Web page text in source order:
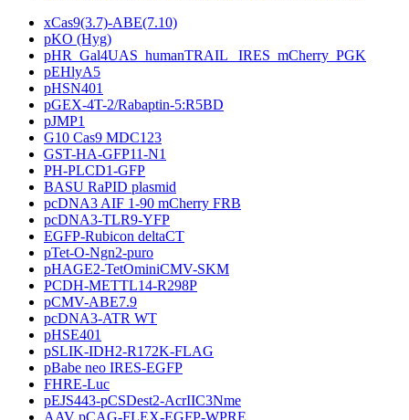
xCas9(3.7)-ABE(7.10)
pKO (Hyg)
pHR_Gal4UAS_humanTRAIL _IRES_mCherry_PGK
pEHlyA5
pHSN401
pGEX-4T-2/Rabaptin-5:R5BD
pJMP1
G10 Cas9 MDC123
GST-HA-GFP11-N1
PH-PLCD1-GFP
BASU RaPID plasmid
pcDNA3 AIF 1-90 mCherry FRB
pcDNA3-TLR9-YFP
EGFP-Rubicon deltaCT
pTet-O-Ngn2-puro
pHAGE2-TetOminiCMV-SKM
PCDH-METTL14-R298P
pCMV-ABE7.9
pcDNA3-ATR WT
pHSE401
pSLIK-IDH2-R172K-FLAG
pBabe neo IRES-EGFP
FHRE-Luc
pEJS443-pCSDest2-AcrIIC3Nme
AAV pCAG-FLEX-EGFP-WPRE